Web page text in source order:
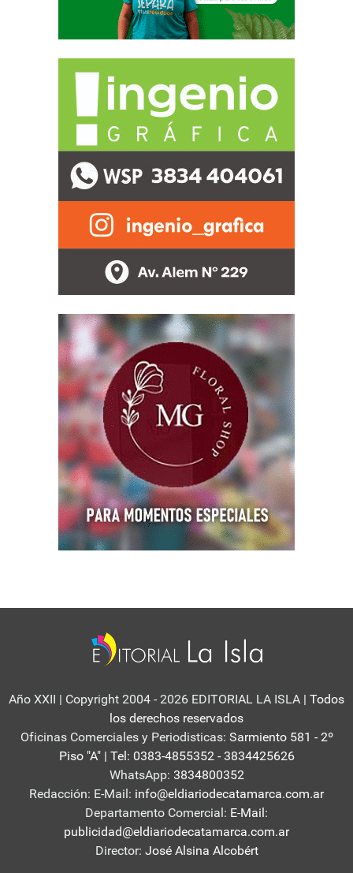
Año XXII | Copyright 2004 - 2026 EDITORIAL LA ISLA | Todos
los derechos reservados
Oficinas Comerciales y Periodisticas: Sarmiento 581 - 2º
Piso "A" | Tel: 0383-4855352 - 3834425626
WhatsApp: 3834800352
Redacción: E-Mail: info@eldiariodecatamarca.com.ar
Departamento Comercial: E-Mail:
publicidad@eldiariodecatamarca.com.ar
Director: José Alsina Alcobért